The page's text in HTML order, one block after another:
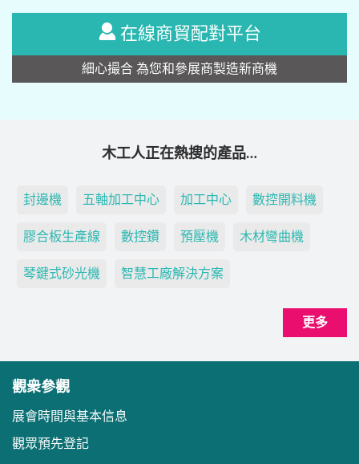
在線商貿配對平台
細心撮合 為您和參展商製造新商機
木工人正在熱搜的產品…
封邊機 五軸加工中心 加工中心 數控開料機
膠合板生產線 數控鑽 預壓機 木材彎曲機
琴鍵式砂光機 智慧工廠解決方案
更多
觀衆參觀
展會時間與基本信息
觀眾預先登記